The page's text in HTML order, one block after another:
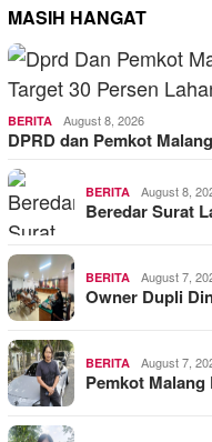
MASIH HANGAT
BERITA August 8, 2026
DPRD dan Pemkot
BERITA August 8,
Beredar Surat
BERITA August 7,
Owner Dupli
BERITA August 7,
Pemkot